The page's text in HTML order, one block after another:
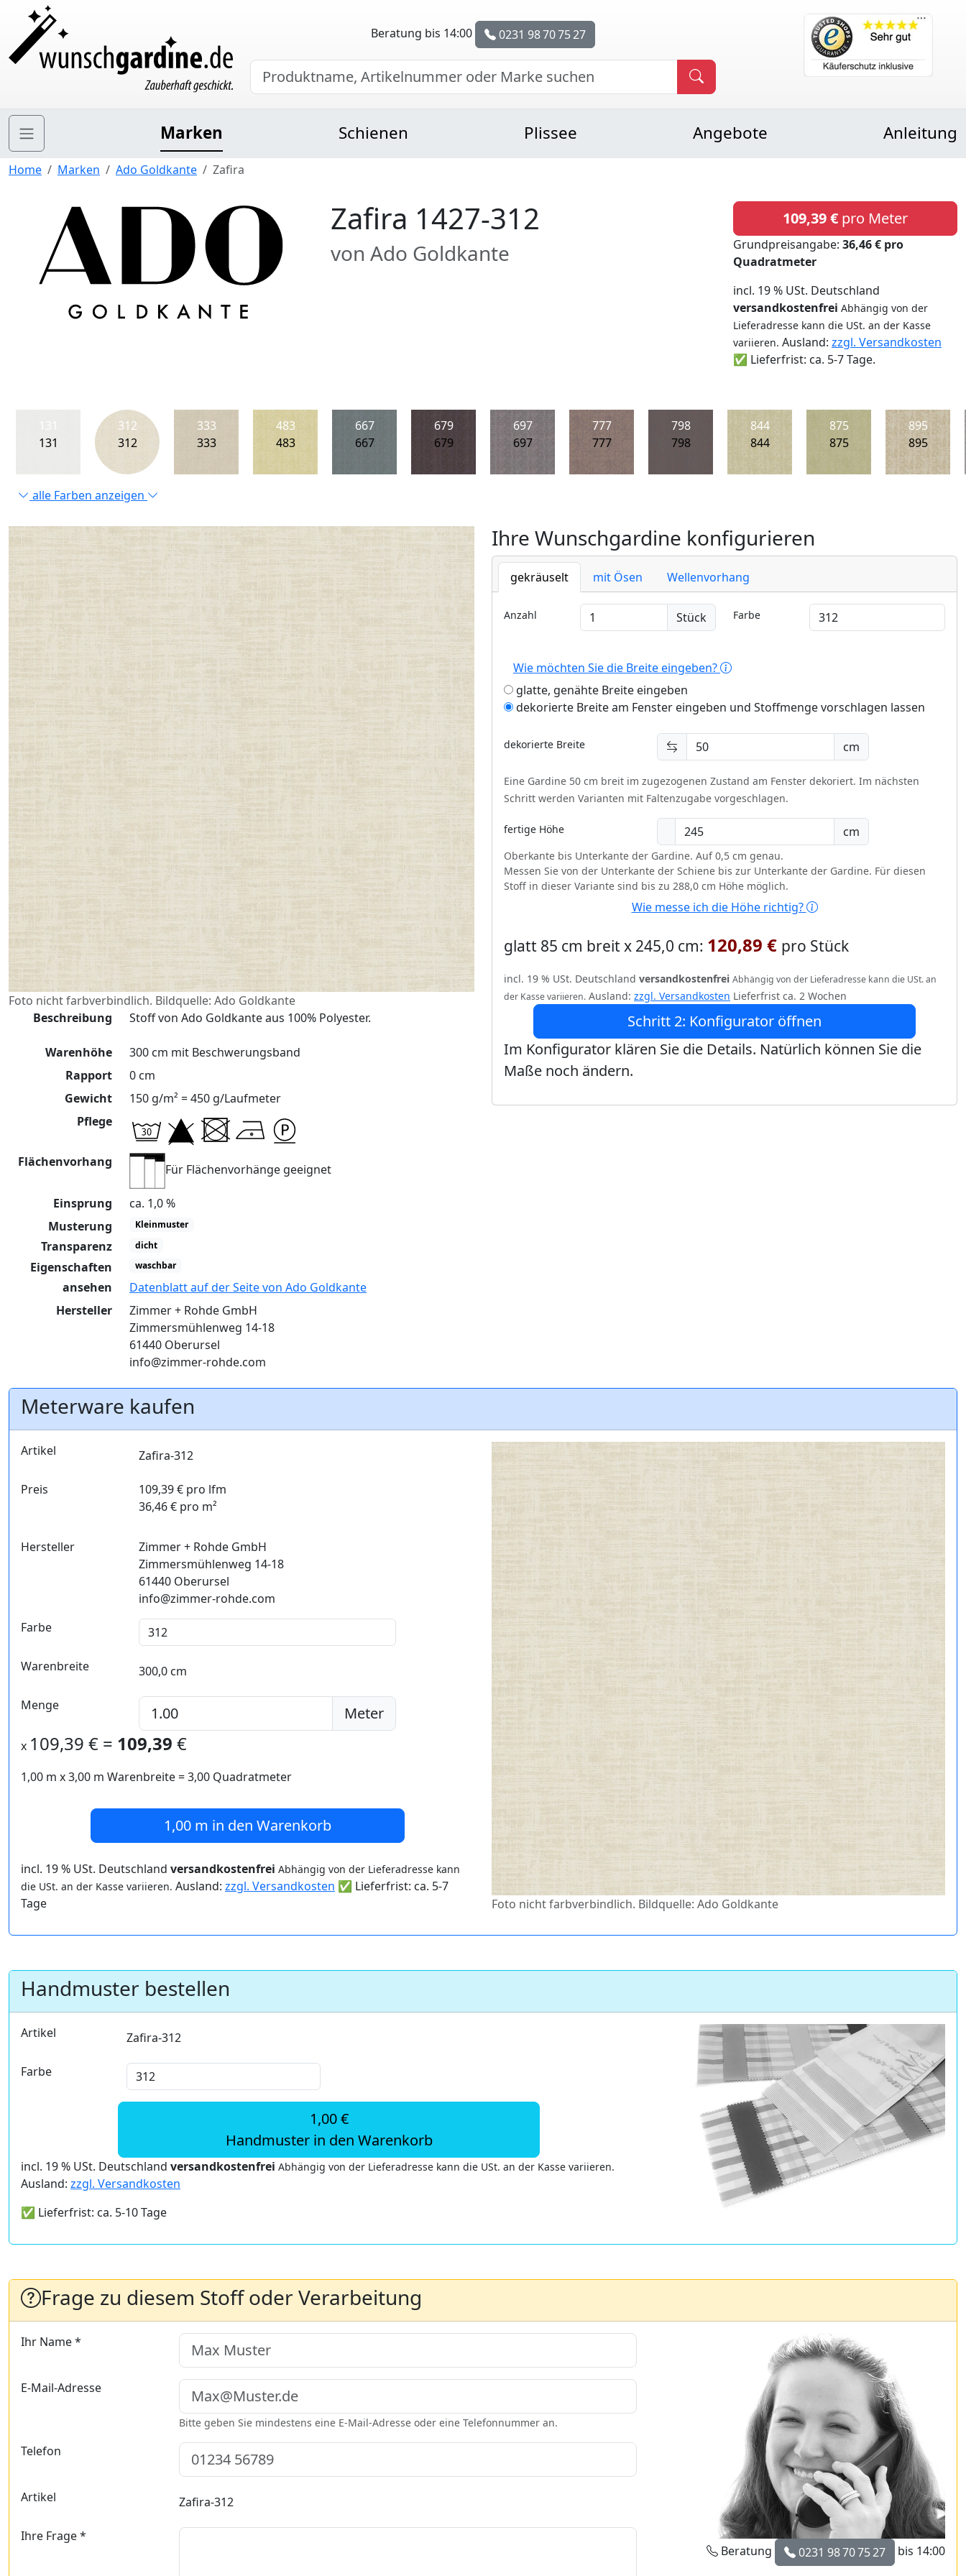
Beratung bis 14:00 0231 98 70 75 27
Marken Schienen Plissee Angebote Anleitung
Home Marken Ado Goldkante Zafira
Zafira 1427-312
von Ado Goldkante
109,39 € pro Meter
Grundpreisangabe: 36,46 € pro
Quadratmeter
incl. 19 % USt. Deutschland
versandkostenfrei Abhängig von der
Lieferadresse kann die USt. an der Kasse
variieren. Ausland: zzgl. Versandkosten
✅ Lieferfrist: ca. 5-7 Tage.
131
312
312
333
333
483
483
667
667
679
679
697
697
777
777
798
798
844
844
875
875
895
895
alle Farben anzeigen
Foto nicht farbverbindlich. Bildquelle: Ado Goldkante
Beschreibung
Stoff von Ado Goldkante aus 100% Polyester.
Warenhöhe
300 cm mit Beschwerungsband
Rapport
0 cm
Gewicht
150 g/m² = 450 g/Laufmeter
Pflege
Flächenvorhang
Für Flächenvorhänge geeignet
Einsprung
ca. 1,0 %
Musterung
Kleinmuster
Transparenz dicht
Eigenschaften waschbar
ansehen
Datenblatt auf der Seite von Ado Goldkante
Hersteller
Zimmer + Rohde GmbH
Zimmersmühlenweg 14-18
61440 Oberursel
info@zimmer-rohde.com
Ihre Wunschgardine konfigurieren
gekräuselt mit Ösen Wellenvorhang
Anzahl Stück Farbe
Wie möchten Sie die Breite eingeben?
glatte, genähte Breite eingeben
dekorierte Breite am Fenster eingeben und Stoffmenge vorschlagen lassen
dekorierte Breite cm
Eine Gardine 50 cm breit im zugezogenen Zustand am Fenster dekoriert. Im nächsten
Schritt werden Varianten mit Faltenzugabe vorgeschlagen.
fertige Höhe cm
Oberkante bis Unterkante der Gardine. Auf 0,5 cm genau.
Messen Sie von der Unterkante der Schiene bis zur Unterkante der Gardine. Für diesen
Stoff in dieser Variante sind bis zu 288,0 cm Höhe möglich.
Wie messe ich die Höhe richtig?
glatt 85 cm breit x 245,0 cm: 120,89 € pro Stück
incl. 19 % USt. Deutschland versandkostenfrei Abhängig von der Lieferadresse kann die USt. an
der Kasse variieren. Ausland: zzgl. Versandkosten Lieferfrist ca. 2 Wochen
Schritt 2: Konfigurator öffnen
Im Konfigurator klären Sie die Details. Natürlich können Sie die
Maße noch ändern.
Meterware kaufen
Artikel Zafira-312
Preis
109,39 € pro lfm
36,46 € pro m²
Hersteller
Zimmer + Rohde GmbH
Zimmersmühlenweg 14-18
61440 Oberursel
info@zimmer-rohde.com
Farbe
Warenbreite 300,0 cm
Menge Meter
x 109,39 € = 109,39 €
1,00 m x3,00 m Warenbreite =3,00 Quadratmeter
1,00 m in den Warenkorb
incl. 19 % USt. Deutschland versandkostenfrei Abhängig von der Lieferadresse kann
die USt. an der Kasse variieren. Ausland: zzgl. Versandkosten ✅ Lieferfrist: ca. 5-7
Tage
Foto nicht farbverbindlich. Bildquelle: Ado Goldkante
Handmuster bestellen
Artikel Zafira-312
Farbe
1,00 €
Handmuster in den Warenkorb
incl. 19 % USt. Deutschland versandkostenfrei Abhängig von der Lieferadresse kann die USt. an der Kasse variieren.
Ausland: zzgl. Versandkosten
✅ Lieferfrist: ca. 5-10 Tage
Frage zu diesem Stoff oder Verarbeitung
Ihr Name *
E-Mail-Adresse
Bitte geben Sie mindestens eine E-Mail-Adresse oder eine Telefonnummer an.
Telefon
Artikel Zafira-312
Ihre Frage *
Beratung
0231 98 70 75 27 bis 14:00